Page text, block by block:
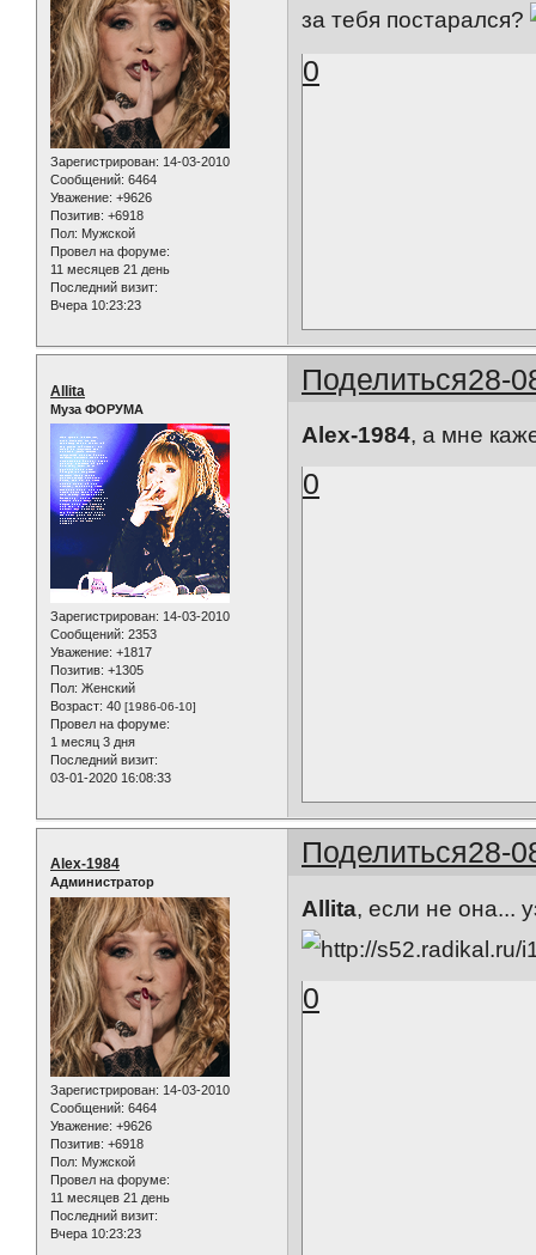
Зарегистрирован: 14-03-2010
Сообщений: 6464
Уважение: +9626
Позитив: +6918
Пол: Мужской
Провел на форуме:
11 месяцев 21 день
Последний визит:
Вчера 10:23:23
за тебя постарался?
0
Поделиться28-
Allita
Муза ФОРУМА
Зарегистрирован: 14-03-2010
Сообщений: 2353
Уважение: +1817
Позитив: +1305
Пол: Женский
Возраст: 40 [1986-06-10]
Провел на форуме:
1 месяц 3 дня
Последний визит:
03-01-2020 16:08:33
Alex-1984, а мне
0
Поделиться28-
Alex-1984
Администратор
Зарегистрирован: 14-03-2010
Сообщений: 6464
Уважение: +9626
Позитив: +6918
Пол: Мужской
Провел на форуме:
11 месяцев 21 день
Последний визит:
Вчера 10:23:23
Allita, если не она...
0